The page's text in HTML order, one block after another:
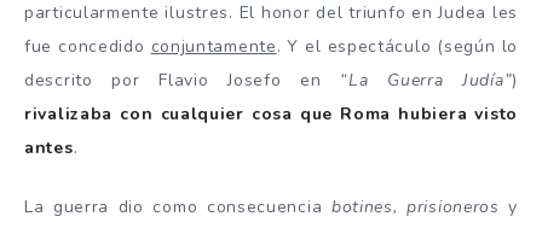
particularmente ilustres. El honor del triunfo en Judea les
fue concedido conjuntamente. Y el espectáculo (según lo
descrito por Flavio Josefo en “La Guerra Judía”)
rivalizaba con cualquier cosa que Roma hubiera visto
antes.
La guerra dio como consecuencia botines, prisioneros y